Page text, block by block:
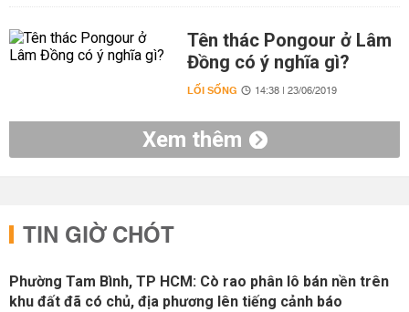
Tên thác Pongour ở Lâm
Đồng có ý nghĩa gì?
LỐI SỐNG 14:38 | 23/06/2019
Xem thêm
TIN GIỜ CHÓT
Phường Tam Bình, TP HCM: Cò rao phân lô bán nền trên
khu đất đã có chủ, địa phương lên tiếng cảnh báo